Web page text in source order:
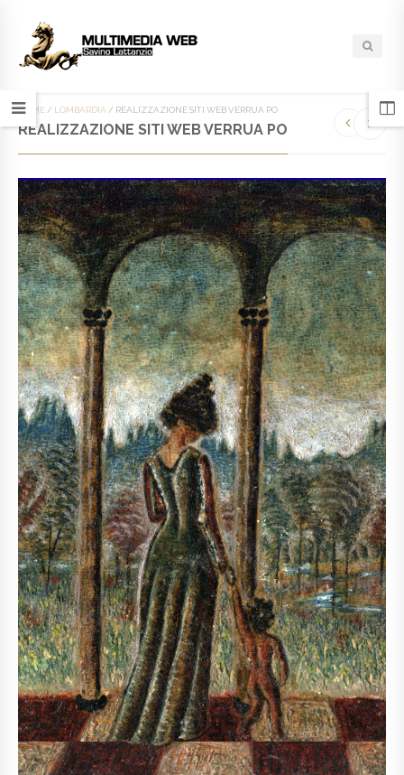
HOME / LOMBARDIA / REALIZZAZIONE SITI WEB VERRUA PO
REALIZZAZIONE SITI WEB VERRUA PO